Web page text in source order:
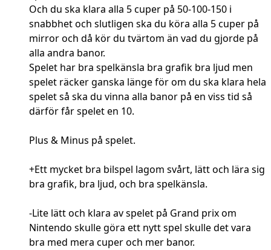
Och du ska klara alla 5 cuper på 50-100-150 i
snabbhet och slutligen ska du köra alla 5 cuper på
mirror och då kör du tvärtom än vad du gjorde på
alla andra banor.
Spelet har bra spelkänsla bra grafik bra ljud men
spelet räcker ganska länge för om du ska klara hela
spelet så ska du vinna alla banor på en viss tid så
därför får spelet en 10.
Plus & Minus på spelet.
+Ett mycket bra bilspel lagom svårt, lätt och lära sig
bra grafik, bra ljud, och bra spelkänsla.
-Lite lätt och klara av spelet på Grand prix om
Nintendo skulle göra ett nytt spel skulle det vara
bra med mera cuper och mer banor.